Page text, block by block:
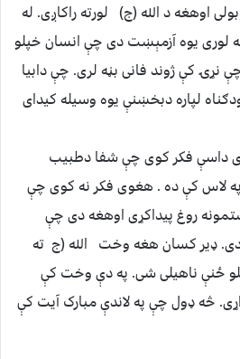
اوهغه د الله (ج) لورته راکاږی. له
لوری یوه آزمېښت دی چې انسان خپلو
نړۍ کې ژوند فانی بڼه لری. چې دابیا
لپاره دبخښنې یوه وسیله کیدای
داسې فکر کوی چې شفا دطبیب
لاس کې ده . هغوی فکر نه کوی چې
روغ پیداکړی اوهغه دی چې
دی. ډیر کسان هغه وخت الله (ج ته
ځنې ناهیلی شی. په دې وخت کې
څه ډول چې په لاندې مبارک آیت کې